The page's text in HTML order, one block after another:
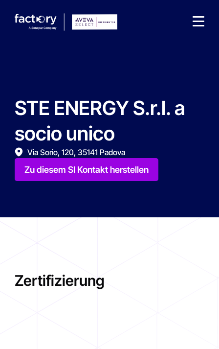
Wonach suchst du ?
STE ENERGY S.r.l. a
socio unico
Via Sorio, 120, 35141 Padova
Zu diesem SI Kontakt herstellen
Zertifizierung